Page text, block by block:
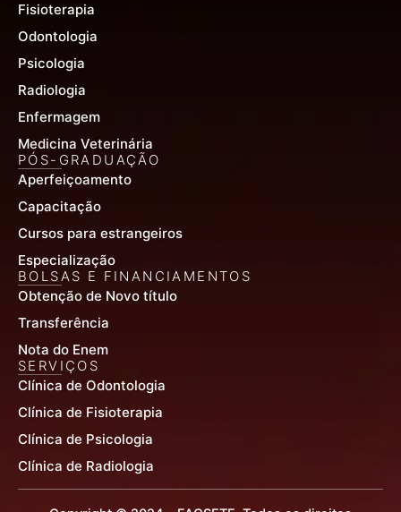
Fisioterapia
Odontologia
Psicologia
Radiologia
Enfermagem
Medicina Veterinária
PÓS-GRADUAÇÃO
Aperfeiçoamento
Capacitação
Cursos para estrangeiros
Especialização
BOLSAS E FINANCIAMENTOS
Obtenção de Novo título
Transferência
Nota do Enem
SERVIÇOS
Clínica de Odontologia
Clínica de Fisioterapia
Clínica de Psicologia
Clínica de Radiologia